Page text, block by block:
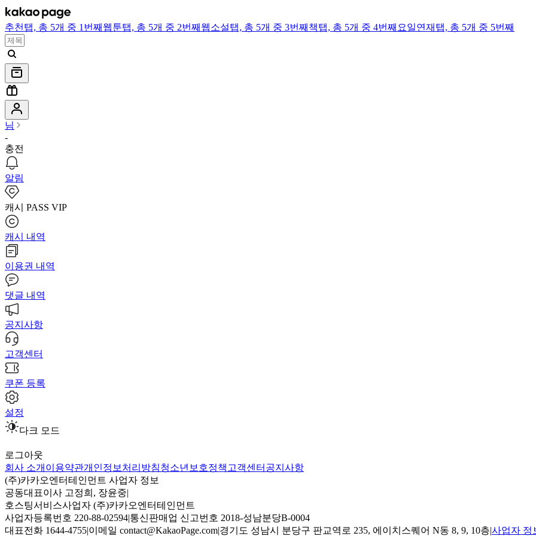
추천 탭, 총 5개 중 1번째 웹툰탭, 총 5개 중 2번째 웹소설탭, 총 5개 중 3번째 책탭, 총 5개 중 4번째 요일연재 탭, 총 5개 중 5번째
님
-
충전
알림
캐시 PASS VIP
캐시 내역
이용권 내역
댓글 내역
공지사항
고객센터
쿠폰 등록
설정
다크 모드
로그아웃
회사 소개 이용약관개인정보처리방침청소년보호정책 고객센터 공지사항
(주)카카오엔터테인먼트 사업자 정보
공동대표이사 고정희, 장윤중|
호스팅서비스사업자 (주)카카오엔터테인먼트
사업자등록번호 220-88-02594|통신판매업 신고번호 2018-성남분당B-0004
대표전화 1644-4755|이메일 contact@KakaoPage.com|경기도 성남시 분당구 판교역로 235, 에이치스퀘어 N동 8, 9, 10층|사업자 정